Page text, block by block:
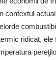
contextul
ridicat, ele